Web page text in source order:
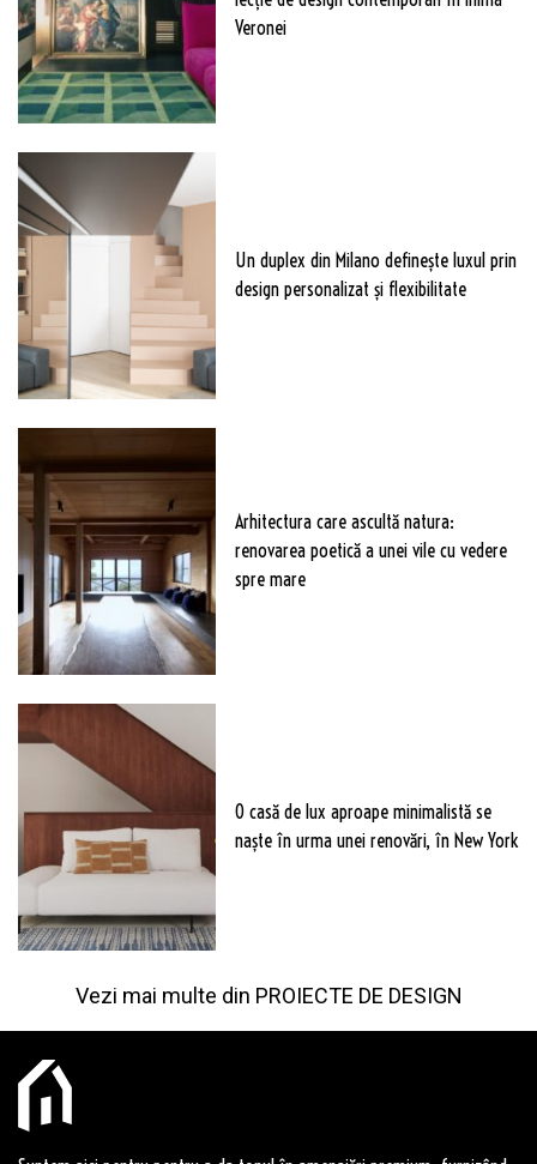
Veronei
Un duplex din Milano definește luxul prin
design personalizat și flexibilitate
Arhitectura care ascultă natura:
renovarea poetică a unei vile cu vedere
spre mare
O casă de lux aproape minimalistă se
naște în urma unei renovări, în New York
Vezi mai multe din PROIECTE DE DESIGN